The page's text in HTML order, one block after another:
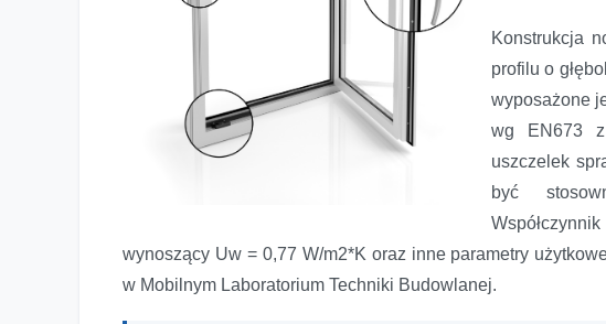
Nowość - designerskie okno V82 Black Design
Konstrukcja
profilu o
wyposażone
wg EN673
uszczelek
być
wynoszący Uw = 0,77 W/m2*K oraz inne parametry
w Mobilnym Laboratorium Techniki Budowlanej.